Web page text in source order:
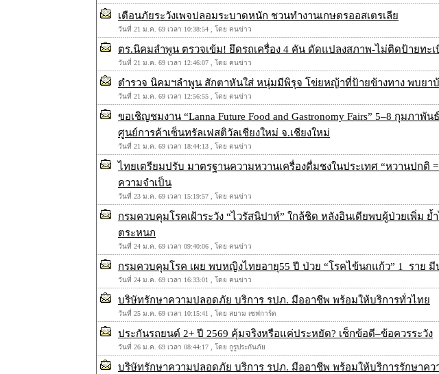
เตือนภัยระวังเพจปลอมระบาดหนัก ชวนทำงานเกษตรออสเตรเลีย
วันที่ 21 ม.ค. 69 เวลา 10:38:54 , โดย คนข่าว
ตร.นิคมลำพูน ตรวจเข้ม! ยึดรถเครื่อง 4 คัน ดัดแปลงสภาพ-ไม่ติดป้ายทะ
วันที่ 21 ม.ค. 69 เวลา 12:46:07 , โดย คนข่าว
ตำรวจ นิคมฯลำพูน สักตาหันใส่ หนุ่มมีพิรุจ โข่ยหญ้าที่ป้ายข้างทาง พบยาบ้
วันที่ 21 ม.ค. 69 เวลา 12:56:55 , โดย ตนข่าว
ขอเชิญชมงาน “Lanna Future Food and Gastronomy Fairs” 5–8 กุมภา
ศูนย์การค้าเซ็นทรัลเฟสติวัลเชียงใหม่ จ.เชียงใหม่
วันที่ 21 ม.ค. 69 เวลา 18:44:13 , โดย ตนข่าว
ไทยเตรียมปรับ มาตรฐานความหวานเครื่องดื่มชงในประเทศ “หวานปกติ
ความจำเป็น
วันที่ 23 ม.ค. 69 เวลา 15:19:57 , โดย คนข่าว
กรมควบคุมโรคเฝ้าระวัง “ไวรัสนิปาห์” ใกล้ชิด หลังอินเดียพบผู้ป่วยเพิ่ม
ตระหนก
วันที่ 24 ม.ค. 69 เวลา 09:40:06 , โดย คนข่าว
กรมควบคุมโรค เผย พบหญิงไทยอายุ55 ปี ป่วย “โรคไข้นกแก้ว” 1 ราย
วันที่ 24 ม.ค. 69 เวลา 16:33:01 , โดย คนข่าว
บริษัทรักษาความปลอดภัย บริการ รปภ. มืออาชีพ พร้อมให้บริการทั่วไทย
วันที่ 25 ม.ค. 69 เวลา 10:15:41 , โดย สยาม เซฟการ์ด
ประกันรถยนต์ 2+ ปี 2569 คุ้มจริงหรือแค่ประหยัด? เช็กข้อดี–ข้อควรระวัง
วันที่ 26 ม.ค. 69 เวลา 08:44:17 , โดย กูรูประกันภัย
บริษัทรักษาความปลอดภัย บริการ รปภ. มืออาชีพ พร้อมให้บริการรักษาคว